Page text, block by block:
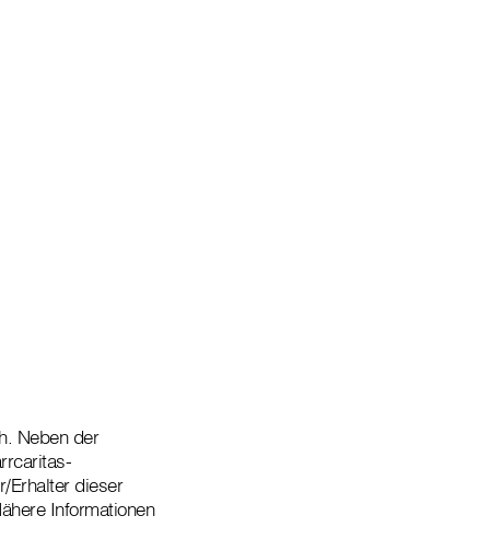
Neben der
Erhalter dieser
Informationen